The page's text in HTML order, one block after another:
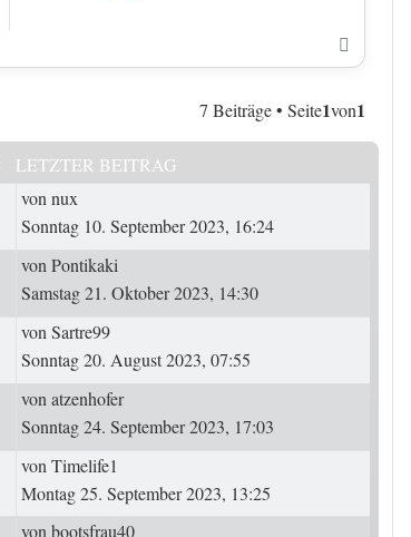
7 Beiträge • Seite1von1
LETZTER BEITRAG
Letzter Beitrag
vonnux
Sonntag 10. September 2023, 16:24
Letzter Beitrag
vonPontikaki
Samstag 21. Oktober 2023, 14:30
Letzter Beitrag
vonSartre99
Sonntag 20. August 2023, 07:55
Letzter Beitrag
vonatzenhofer
Sonntag 24. September 2023, 17:03
Letzter Beitrag
vonTimelife1
Montag 25. September 2023, 13:25
Letzter Beitrag
vonbootsfrau40